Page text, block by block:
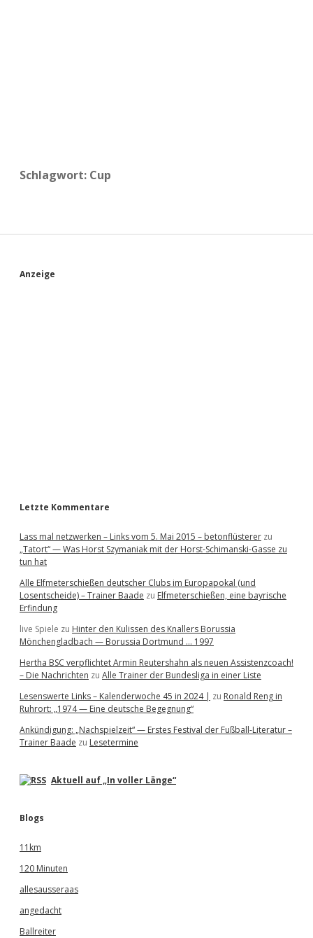
Schlagwort: Cup
S
Anzeige
Letzte Kommentare
Lass mal netzwerken – Links vom 5. Mai 2015 – betonflüsterer zu
„Tatort“ — Was Horst Szymaniak mit der Horst-Schimanski-Gasse zu
tun hat
Alle Elfmeterschießen deutscher Clubs im Europapokal (und
Losentscheide) – Trainer Baade zu Elfmeterschießen, eine bayrische
Erfindung
live Spiele zu Hinter den Kulissen des Knallers Borussia
Mönchengladbach — Borussia Dortmund … 1997
Hertha BSC verpflichtet Armin Reutershahn als neuen Assistenzcoach!
– Die Nachrichten zu Alle Trainer der Bundesliga in einer Liste
Lesenswerte Links – Kalenderwoche 45 in 2024 | zu Ronald Reng in
Ruhrort: „1974 — Eine deutsche Begegnung“
Ankündigung: „Nachspielzeit“ — Erstes Festival der Fußball-Literatur –
Trainer Baade zu Lesetermine
Aktuell auf „In voller Länge“
Blogs
11km
120 Minuten
allesausseraas
angedacht
Ballreiter